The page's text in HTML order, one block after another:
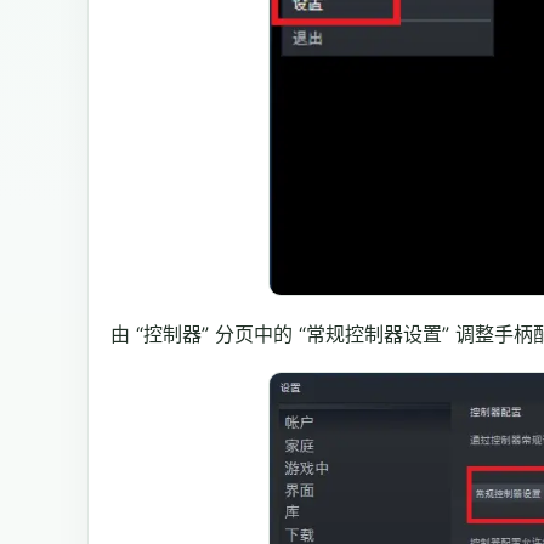
由 “控制器” 分页中的 “常规控制器设置” 调整手柄